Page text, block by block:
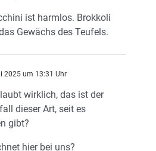
ist harmlos. Brokkoli
Gewächs des Teufels.
2025 um 13:31 Uhr
wirklich, das ist der
dieser Art, seit es
gibt?
hier bei uns?